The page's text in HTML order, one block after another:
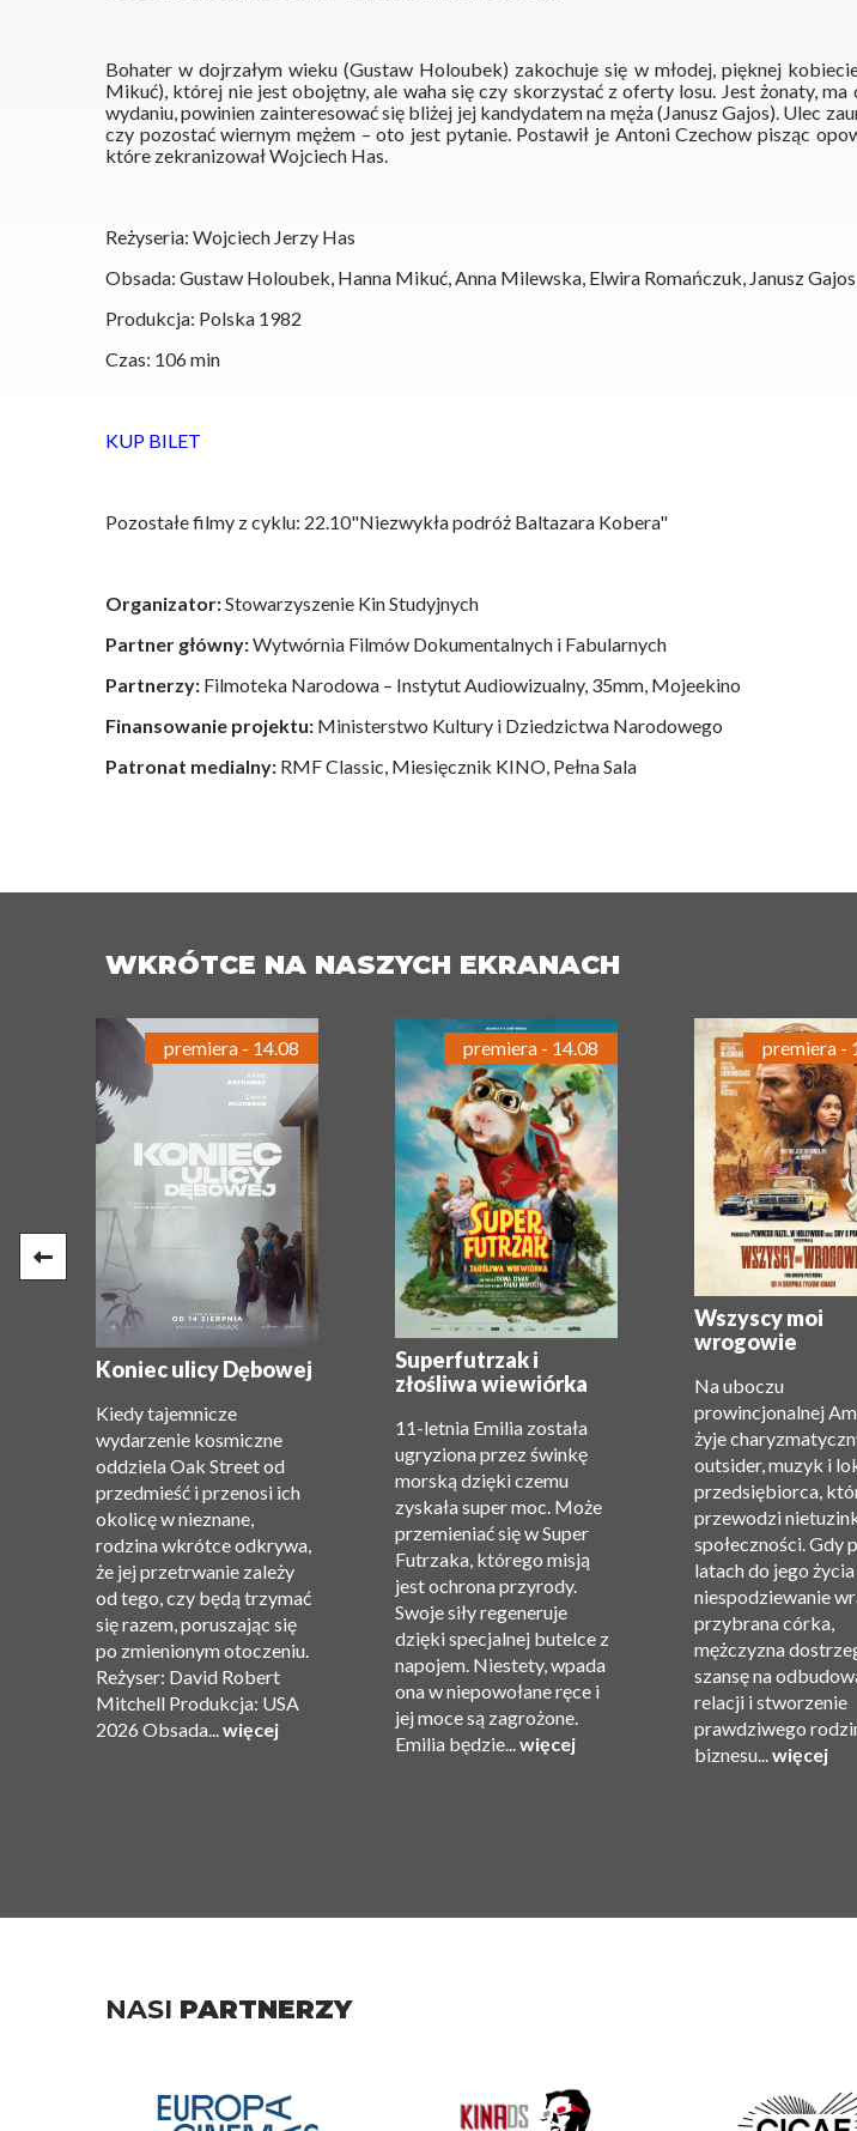
Bohater w dojrzałym wieku (Gustaw Holoubek) zakochuje się w młodej, pięknej
Mikuć), której nie jest obojętny, ale waha się czy skorzystać z oferty losu. Jest żonaty, ma
wydaniu, powinien zainteresować się bliżej jej kandydatem na męża (Janusz Gajos). Ulec
czy pozostać wiernym mężem – oto jest pytanie. Postawił je Antoni Czechow pisząc
które zekranizował Wojciech Has.
Reżyseria: Wojciech Jerzy Has
Obsada: Gustaw Holoubek, Hanna Mikuć, Anna Milewska, Elwira Romańczuk, Janusz Gajos
Produkcja: Polska 1982
Czas: 106 min
KUP BILET
Pozostałe filmy z cyklu: 22.10"Niezwykła podróż Baltazara Kobera"
Organizator:Stowarzyszenie Kin Studyjnych
Partner główny:Wytwórnia Filmów Dokumentalnych i Fabularnych
Partnerzy: Filmoteka Narodowa – Instytut Audiowizualny, 35mm, Mojeekino
Finansowanie projektu: Ministerstwo Kultury i Dziedzictwa Narodowego
Patronat medialny: RMF Classic, Miesięcznik KINO, Pełna Sala
WKRÓTCE NA NASZYCH EKRANACH
Koniec ulicy Dębowej
Kiedy tajemnicze
wydarzenie kosmiczne
oddziela Oak Street od
przedmieść i przenosi ich
okolicę w nieznane,
rodzina wkrótce odkrywa,
że ​​jej przetrwanie zależy
od tego, czy będą trzymać
się razem, poruszając się
po zmienionym otoczeniu.
Reżyser: David Robert
Mitchell Produkcja: USA
2026 Obsada...więcej
premiera - 14.08
Superfutrzak i
złośliwa wiewiórka
11-letnia Emilia została
ugryziona przez świnkę
morską dzięki czemu
zyskała super moc. Może
przemieniać się w Super
Futrzaka, którego misją
jest ochrona przyrody.
Swoje siły regeneruje
dzięki specjalnej butelce z
napojem. Niestety, wpada
ona w niepowołane ręce i
jej moce są zagrożone.
Emilia będzie...więcej
premiera - 14.08
Wszyscy moi
wrogowie
Na uboczu
prowincjonalnej
żyje
outsider, muzyk i
przedsiębiorca,
przewodzi
społeczności. Gdy
latach do jego życia
niespodziewanie
przybrana córka,
mężczyzna
szansę na
relacji i stworzenie
prawdziwego
biznesu...więcej
premiera -
NASI PARTNERZY